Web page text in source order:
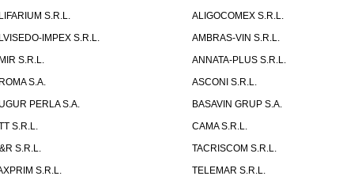
S.R.L.
ALIGOCOMEX S.R.L.
IMPEX S.R.L.
AMBRAS-VIN S.R.L.
S.R.L.
ANNATA-PLUS S.R.L.
S.A.
ASCONI S.R.L.
PERLA S.A.
BASAVIN GRUP S.A.
S.R.L.
CAMA S.R.L.
S.R.L.
TACRISCOM S.R.L.
S.R.L.
TELEMAR S.R.L.